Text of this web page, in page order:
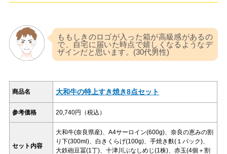
ももしきのロゴが入った箱が高級感があるの
で、自宅に届いた時点で嬉しくなるようなデ
ザインだと思います。(30代男性)
商品名 大和牛の特上すき焼き8点セット
参考価格 20,740円（税込）
セット内容
大和牛(奈良県産)、A4サーロイン(600g)、奈良の恵みの割
り下(300ml)、白きくらげ(100g)、手焼き麩(１パック)、
大鉄砲豆冨(1丁)、十津川ぶなしめじ(1株)、赤玉(4個＋割